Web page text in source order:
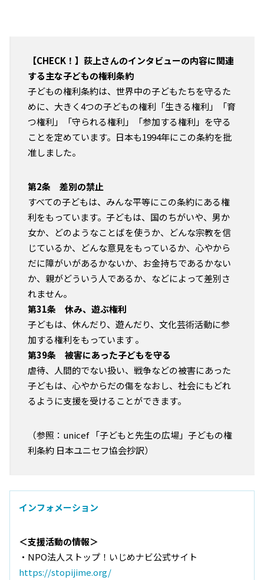
【CHECK！】荻上さんのインタビューの内容に関連
する主な子どもの権利条約
子どもの権利条約は、世界中の子どもたちを守るた
めに、大きく4つの子どもの権利「生きる権利」「育
つ権利」「守られる権利」「参加する権利」を守る
ことを定めています。日本も1994年にこの条約を批
准しました。
第2条 差別の禁止
すべての子どもは、みんな平等にこの条約にある権
利をもっています。子どもは、国のちがいや、男か
女か、どのようなことばを使うか、どんな宗教を信
じているか、どんな意見をもっているか、心やから
だに障がいがあるかないか、お金持ちであるかない
か、親がどういう人であるか、などによって差別さ
れません。
第31条 休み、遊ぶ権利
子どもは、休んだり、遊んだり、文化芸術活動に参
加する権利をもっています 。
第39条 被害にあった子どもを守る
虐待、人間的でない扱い、戦争などの被害にあった
子どもは、心やからだの傷をなおし、社会にもどれ
るように支援を受けることができます。
（参照：unicef 「子どもと先生の広場」子どもの権
利条約 日本ユニセフ協会抄訳）
インフォメーション
＜支援活動の情報＞
・NPO法人ストップ！いじめナビ公式サイト
https://stopijime.org/